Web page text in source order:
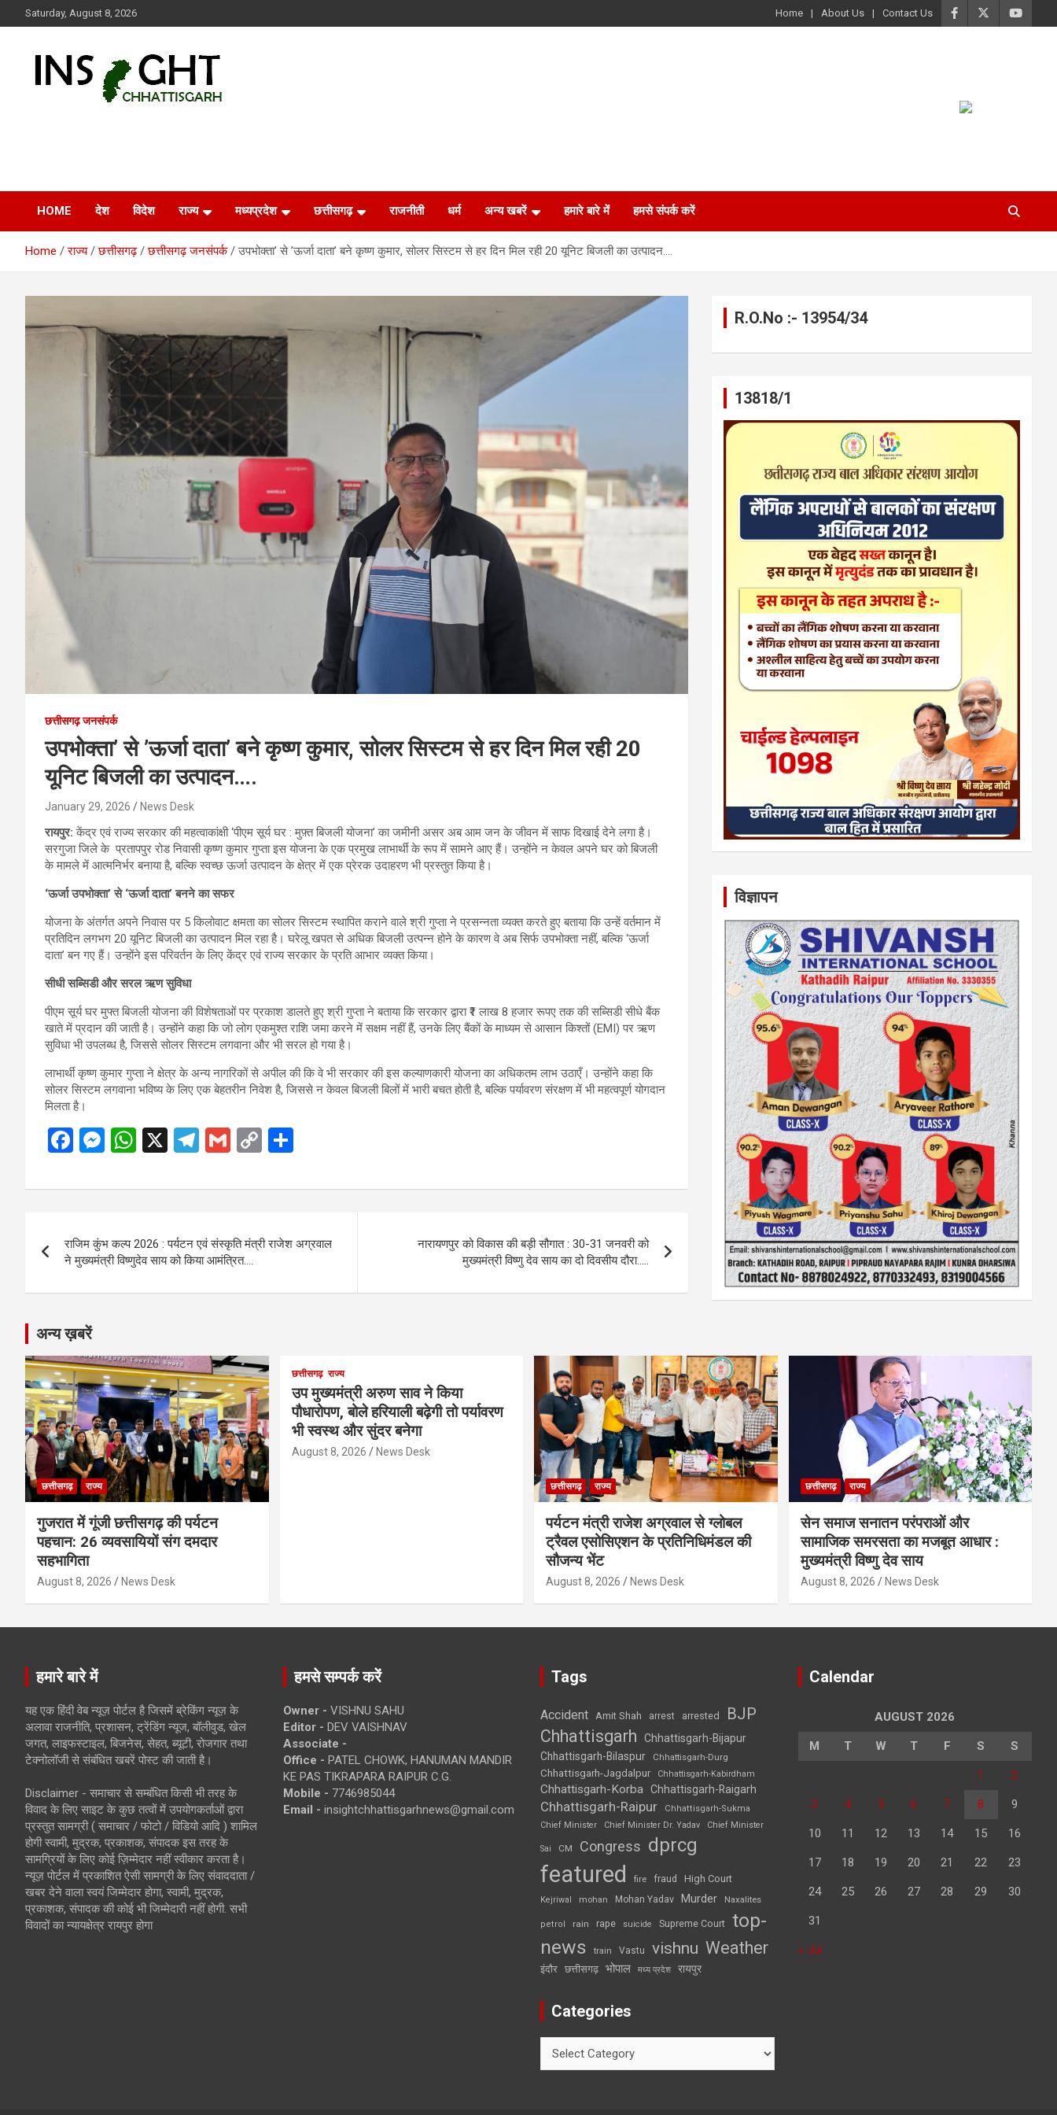
to
Saturday, August 8, 2026 Home About Us Contact Us
HOME देश विदेश राज्य मध्यप्रदेश छत्तीसगढ़ राजनीती धर्म अन्य खबरें हमारे बारे में हमसे संपर्क करें
Home राज्य छत्तीसगढ़ छत्तीसगढ़ जनसंपर्क उपभोक्ता’ से ’ऊर्जा दाता’ बने कृष्ण कुमार, सोलर सिस्टम से हर दिन मिल रही 20 यूनिट बिजली का उत्पादन….
छत्तीसगढ़ जनसंपर्क
उपभोक्ता’ से ’ऊर्जा दाता’ बने कृष्ण कुमार, सोलर सिस्टम से हर दिन मिल रही 20
यूनिट बिजली का उत्पादन….
January 29, 2026 News Desk
रायपुर:केंद्र एवं राज्य सरकार की महत्वाकांक्षी ‘पीएम सूर्य घर : मुफ़्त बिजली योजना’ का जमीनी असर अब आम जन के जीवन में साफ दिखाई देने लगा है।
सरगुजा जिले के प्रतापपुर रोड निवासी कृष्ण कुमार गुप्ता इस योजना के एक प्रमुख लाभार्थी के रूप में सामने आए हैं। उन्होंने न केवल अपने घर को बिजली
के मामले में आत्मनिर्भर बनाया है, बल्कि स्वच्छ ऊर्जा उत्पादन के क्षेत्र में एक प्रेरक उदाहरण भी प्रस्तुत किया है।
‘ऊर्जा उपभोक्ता’ से ‘ऊर्जा दाता’ बनने का सफर
योजना के अंतर्गत अपने निवास पर 5 किलोवाट क्षमता का सोलर सिस्टम स्थापित कराने वाले श्री गुप्ता ने प्रसन्नता व्यक्त करते हुए बताया कि उन्हें वर्तमान में
प्रतिदिन लगभग 20 यूनिट बिजली का उत्पादन मिल रहा है। घरेलू खपत से अधिक बिजली उत्पन्न होने के कारण वे अब सिर्फ उपभोक्ता नहीं, बल्कि ‘ऊर्जा
दाता’ बन गए हैं। उन्होंने इस परिवर्तन के लिए केंद्र एवं राज्य सरकार के प्रति आभार व्यक्त किया।
सीधी सब्सिडी और सरल ऋण सुविधा
पीएम सूर्य घर मुफ्त बिजली योजना की विशेषताओं पर प्रकाश डालते हुए श्री गुप्ता ने बताया कि सरकार द्वारा ₹1 लाख 8 हजार रूपए तक की सब्सिडी सीधे बैंक
खाते में प्रदान की जाती है। उन्होंने कहा कि जो लोग एकमुश्त राशि जमा करने में सक्षम नहीं हैं, उनके लिए बैंकों के माध्यम से आसान किश्तों (EMI) पर ऋण
सुविधा भी उपलब्ध है, जिससे सोलर सिस्टम लगवाना और भी सरल हो गया है।
लाभार्थी कृष्ण कुमार गुप्ता ने क्षेत्र के अन्य नागरिकों से अपील की कि वे भी सरकार की इस कल्याणकारी योजना का अधिकतम लाभ उठाएँ। उन्होंने कहा कि
सोलर सिस्टम लगवाना भविष्य के लिए एक बेहतरीन निवेश है, जिससे न केवल बिजली बिलों में भारी बचत होती है, बल्कि पर्यावरण संरक्षण में भी महत्वपूर्ण योगदान
मिलता है।
F
ce
o
o
k
M
se
g
er
W
at
A
p
p
X
T
e
a
m
G
ail
C
py
n
ar
navigation
राजिम कुंभ कल्प 2026 : पर्यटन एवं संस्कृति मंत्री राजेश अग्रवाल
ने मुख्यमंत्री विष्णुदेव साय को किया आमंत्रित….
नारायणपुर को विकास की बड़ी सौगात : 30-31 जनवरी को
मुख्यमंत्री विष्णु देव साय का दो दिवसीय दौरा…..
R.O.No :- 13954/34
13818/1
विज्ञापन
अन्य ख़बरें
छत्तीसगढ़ राज्य
गुजरात में गूंजी छत्तीसगढ़ की पर्यटन
पहचान: 26 व्यवसायियों संग दमदार
सहभागिता
August 8, 2026 News Desk
छत्तीसगढ़ राज्य
उप मुख्यमंत्री अरुण साव ने किया
पौधारोपण, बोले हरियाली बढ़ेगी तो पर्यावरण
भी स्वस्थ और सुंदर बनेगा
August 8, 2026 News Desk
छत्तीसगढ़ राज्य
पर्यटन मंत्री राजेश अग्रवाल से ग्लोबल
ट्रैवल एसोसिएशन के प्रतिनिधिमंडल की
सौजन्य भेंट
August 8, 2026 News Desk
छत्तीसगढ़ राज्य
सेन समाज सनातन परंपराओं और
सामाजिक समरसता का मजबूत आधार :
मुख्यमंत्री विष्णु देव साय
August 8, 2026 News Desk
हमारे बारे में
यह एक हिंदी वेब न्यूज़ पोर्टल है जिसमें ब्रेकिंग न्यूज़ के
अलावा राजनीति, प्रशासन, ट्रेंडिंग न्यूज, बॉलीवुड, खेल
जगत, लाइफस्टाइल, बिजनेस, सेहत, ब्यूटी, रोजगार तथा
टेक्नोलॉजी से संबंधित खबरें पोस्ट की जाती है।
Disclaimer - समाचार से सम्बंधित किसी भी तरह के
विवाद के लिए साइट के कुछ तत्वों में उपयोगकर्ताओं द्वारा
प्रस्तुत सामग्री ( समाचार / फोटो / विडियो आदि ) शामिल
होगी स्वामी, मुद्रक, प्रकाशक, संपादक इस तरह के
सामग्रियों के लिए कोई ज़िम्मेदार नहीं स्वीकार करता है।
न्यूज़ पोर्टल में प्रकाशित ऐसी सामग्री के लिए संवाददाता /
खबर देने वाला स्वयं जिम्मेदार होगा, स्वामी, मुद्रक,
प्रकाशक, संपादक की कोई भी जिम्मेदारी नहीं होगी. सभी
विवादों का न्यायक्षेत्र रायपुर होगा
हमसे सम्पर्क करें
Owner - VISHNU SAHU
Editor - DEV VAISHNAV
Associate -
Office - PATEL CHOWK, HANUMAN MANDIR
KE PAS TIKRAPARA RAIPUR C.G.
Mobile - 7746985044
Email - insightchhattisgarhnews@gmail.com
Tags
Accident Amit Shah arrest arrested BJP
Chhattisgarh
Chhattisgarh-Bijapur
Chhattisgarh-Bilaspur
Chhattisgarh-Durg
Chhattisgarh-Jagdalpur Chhattisgarh-Kabirdham
Chhattisgarh-Korba Chhattisgarh-Raigarh
Chhattisgarh-Raipur
Chhattisgarh-Sukma
Chief Minister
Chief Minister Dr. Yadav Chief Minister
Sai CM Congress dprcg
featured fire fraud High Court
Kejriwal mohan Mohan Yadav Murder Naxalites
petrol rain rape suicide Supreme Court top-
news
train Vastu vishnu Weather
इंदौर छत्तीसगढ़ भोपाल मध्य प्रदेश रायपुर
Categories
Calendar
AUGUST 2026
M T W T F S S
1 2
3 4 5 6 7 8 9
10 11 12 13 14 15 16
17 18 19 20 21 22 23
24 25 26 27 28 29 30
31
« Jul